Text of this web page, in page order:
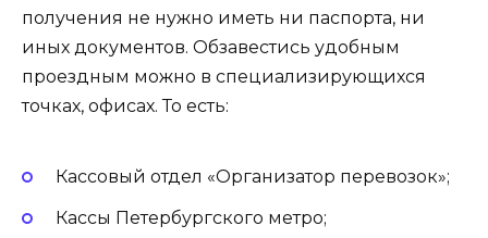
получения не нужно иметь ни паспорта, ни
иных документов. Обзавестись удобным
проездным можно в специализирующихся
точках, офисах. То есть:
Кассовый отдел «Организатор перевозок»;
Кассы Петербургского метро;